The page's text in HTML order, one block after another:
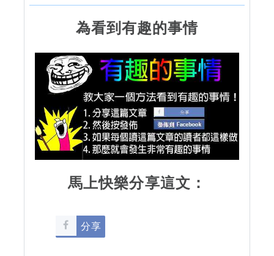
為看到有趣的事情
馬上快樂分享這文：
分享